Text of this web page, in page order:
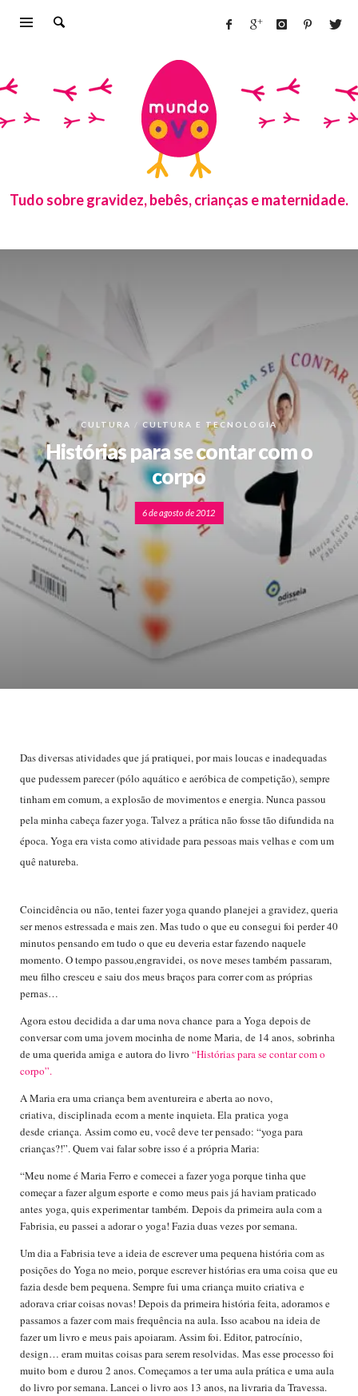
Tudo sobre gravidez, bebês, crianças e maternidade.
CULTURA CULTURA E TECNOLOGIA
Histórias para se contar com o
corpo
6 de agosto de 2012
Das diversas atividades que já pratiquei, por mais loucas e inadequadas
que pudessem parecer (pólo aquático e aeróbica de competição), sempre
tinham em comum, a explosão de movimentos e energia. Nunca passou
pela minha cabeça fazer yoga. Talvez a prática não fosse tão difundida na
época. Yoga era vista como atividade para pessoas mais velhas e com um
quê natureba.
Coincidência ou não, tentei fazer yoga quando planejei a gravidez, queria
ser menos estressada e mais zen. Mas tudo o que eu consegui foi perder 40
minutos pensando em tudo o que eu deveria estar fazendo naquele
momento. O tempo passou,engravidei, os nove meses também passaram,
meu filho cresceu e saiu dos meus braços para correr com as próprias
pernas…
Agora estou decidida a dar uma nova chance para a Yoga depois de
conversar com uma jovem mocinha de nome Maria, de 14 anos, sobrinha
de uma querida amiga e autora do livro “Histórias para se contar com o
corpo”.
A Maria era uma criança bem aventureira e aberta ao novo,
criativa, disciplinada ecom a mente inquieta. Ela pratica yoga
desde criança. Assim como eu, você deve ter pensado: “yoga para
crianças?!”. Quem vai falar sobre isso é a própria Maria:
“Meu nome é Maria Ferro e comecei a fazer yoga porque tinha que
começar a fazer algum esporte e como meus pais já haviam praticado
antes yoga, quis experimentartambém. Depois da primeira aula com a
Fabrisia, eu passei a adorar o yoga! Fazia duas vezes por semana.
Um dia a Fabrisia teve a ideia de escrever uma pequena história com as
posições do Yoga no meio, porque escrever histórias era uma coisa que eu
fazia desde bem pequena. Sempre fui uma criança muito criativa e
adorava criar coisas novas! Depois da primeira história feita, adoramos e
passamos a fazer com mais frequência na aula. Isso acabou na ideia de
fazer um livro e meus pais apoiaram. Assim foi. Editor, patrocínio,
design… eram muitas coisas para serem resolvidas. Mas esse processo foi
muito bom e durou 2 anos. Começamos a ter uma aula prática e uma aula
do livro por semana. Lancei o livro aos 13 anos, na livraria da Travessa.